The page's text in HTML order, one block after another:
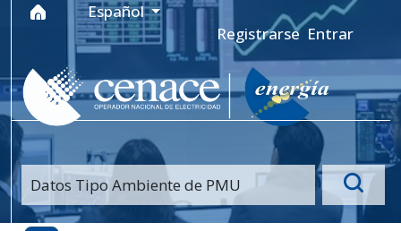
Ir al menú de navegación principal
Ir al contenido principal
Ir al pie de página del sitio
Idioma
Español
Registrarse Entrar